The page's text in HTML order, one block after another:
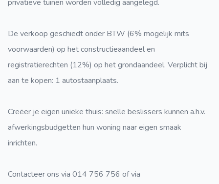
privatieve tuinen worden volledig aangelegd.
De verkoop geschiedt onder BTW (6% mogelijk mits
voorwaarden) op het constructieaandeel en
registratierechten (12%) op het grondaandeel. Verplicht bij
aan te kopen: 1 autostaanplaats.
Creëer je eigen unieke thuis: snelle beslissers kunnen a.h.v.
afwerkingsbudgetten hun woning naar eigen smaak
inrichten.
Contacteer ons via 014 756 756 of via